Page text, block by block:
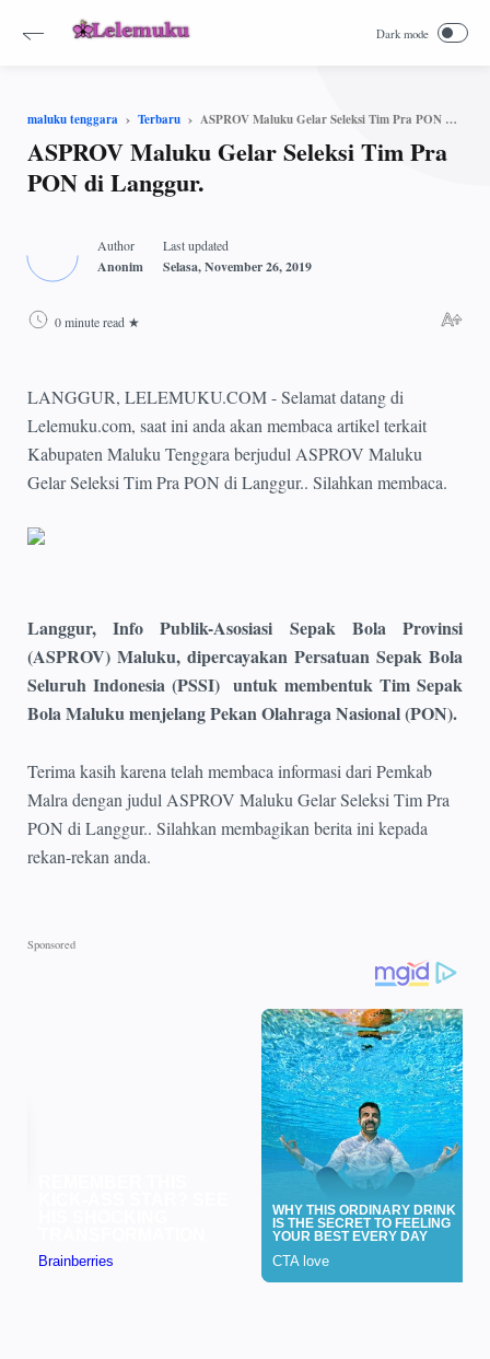
maluku tenggara Terbaru ASPROV Maluku Gelar Seleksi Tim Pra PON di Langgur.
ASPROV Maluku Gelar Seleksi Tim Pra
PON di Langgur.
0 minute read
LANGGUR, LELEMUKU.COM - Selamat datang di
Lelemuku.com, saat ini anda akan membaca artikel terkait
Kabupaten Maluku Tenggara berjudul ASPROV Maluku
Gelar Seleksi Tim Pra PON di Langgur.. Silahkan membaca.
Langgur, Info Publik-Asosiasi Sepak Bola Provinsi
(ASPROV) Maluku, dipercayakan Persatuan Sepak Bola
Seluruh Indonesia (PSSI) untuk membentuk Tim Sepak
Bola Maluku menjelang Pekan Olahraga Nasional (PON).
Terima kasih karena telah membaca informasi dari Pemkab
Malra dengan judul ASPROV Maluku Gelar Seleksi Tim Pra
PON di Langgur.. Silahkan membagikan berita ini kepada
rekan-rekan anda.